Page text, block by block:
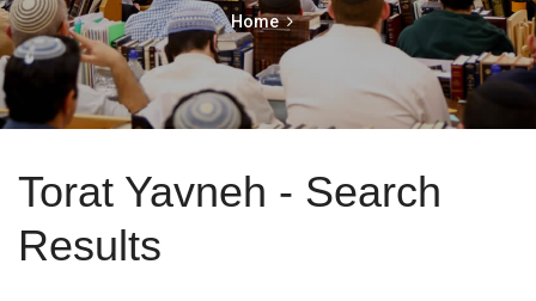
Home
Torat Yavneh - Search
Results